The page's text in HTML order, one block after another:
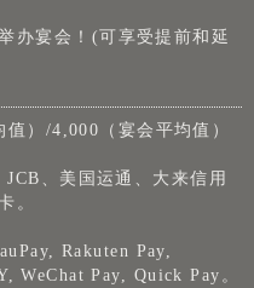
办宴会！(可享受提前和延
）/4,000（宴会平均值）
、美国运通、大来信用
。
Rakuten Pay,
WeChat Pay, Quick Pay。